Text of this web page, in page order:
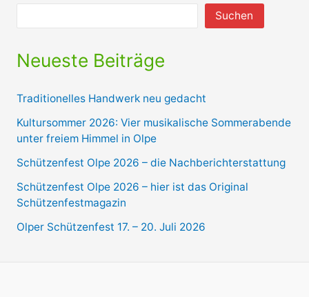
Suchen
Neueste Beiträge
Traditionelles Handwerk neu gedacht
Kultursommer 2026: Vier musikalische Sommerabende
unter freiem Himmel in Olpe
Schützenfest Olpe 2026 – die Nachberichterstattung
Schützenfest Olpe 2026 – hier ist das Original
Schützenfestmagazin
Olper Schützenfest 17. – 20. Juli 2026